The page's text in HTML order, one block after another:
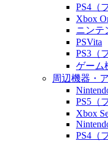
PS4（
Xbox
ニンテ
PSVita
PS3（
ゲーム
周辺機器・
PS5（
Xbox
PS4（